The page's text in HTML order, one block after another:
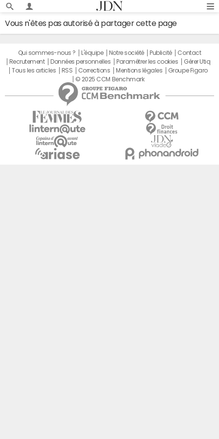
Vous n'êtes pas autorisé à partager cette page
Qui sommes-nous ? L'équipe Notre société Publicité
Contact
Recrutement
Données personnelles Paramétrer les cookies
Gérer Utiq
Tous les articles
RSS Corrections Mentions légales
Groupe Figaro
© 2025 CCM Benchmark